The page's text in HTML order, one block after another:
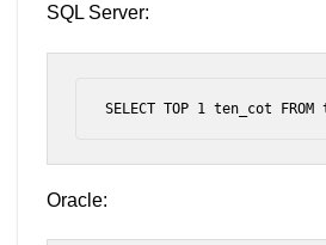
SQL Server:
SELECT TOP 1 ten_cot FROM
Oracle: